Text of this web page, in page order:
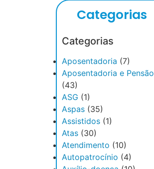
Categorias
Categorias
Aposentadoria (7)
Aposentadoria e Pensão
(43)
ASG (1)
Aspas (35)
Assistidos (1)
Atas (30)
Atendimento (10)
Autopatrocínio (4)